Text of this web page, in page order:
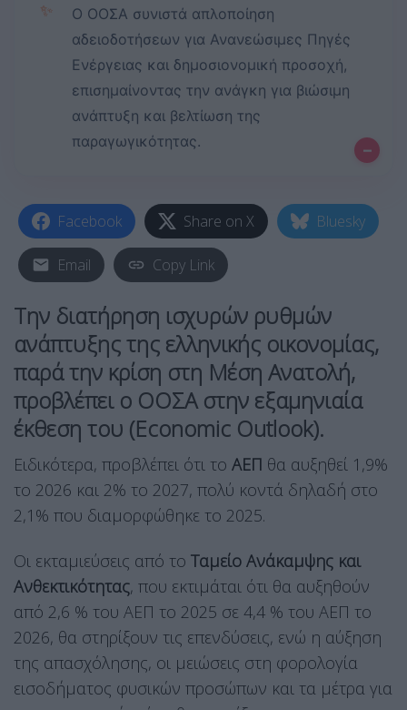
✨
Ο ΟΟΣΑ συνιστά απλοποίηση
αδειοδοτήσεων για Ανανεώσιμες Πηγές
Ενέργειας και δημοσιονομική προσοχή,
επισημαίνοντας την ανάγκη για βιώσιμη
ανάπτυξη και βελτίωση της
παραγωγικότητας.
–
Facebook Share on X Bluesky
Email Copy Link
Την διατήρηση ισχυρών ρυθμών
ανάπτυξης της ελληνικής οικονομίας,
παρά την κρίση στη Μέση Ανατολή,
προβλέπει ο ΟΟΣΑ στην εξαμηνιαία
έκθεση του (Economic Outlook).
Ειδικότερα, προβλέπει ότι το ΑΕΠ θα αυξηθεί 1,9%
το 2026 και 2% το 2027, πολύ κοντά δηλαδή στο
2,1% που διαμορφώθηκε το 2025.
Οι εκταμιεύσεις από το Ταμείο Ανάκαμψης και
Ανθεκτικότητας, που εκτιμάται ότι θα αυξηθούν
από 2,6 % του ΑΕΠ το 2025 σε 4,4 % του ΑΕΠ το
2026, θα στηρίξουν τις επενδύσεις, ενώ η αύξηση
της απασχόλησης, οι μειώσεις στη φορολογία
εισοδήματος φυσικών προσώπων και τα μέτρα για